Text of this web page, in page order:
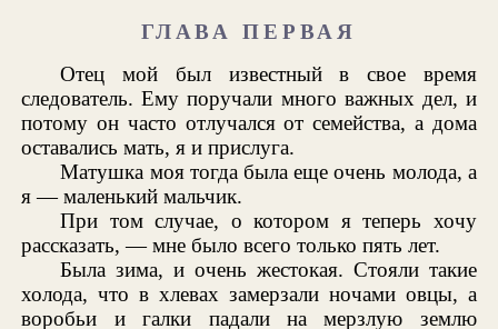
ГЛАВА ПЕРВАЯ
Отец мой был известный в свое время
следователь. Ему поручали много важных дел, и
потому он часто отлучался от семейства, а дома
оставались мать, я и прислуга.
Матушка моя тогда была еще очень молода, а
я — маленький мальчик.
При том случае, о котором я теперь хочу
рассказать, — мне было всего только пять лет.
Была зима, и очень жестокая. Стояли такие
холода, что в хлевах замерзали ночами овцы, а
воробьи и галки падали на мерзлую землю